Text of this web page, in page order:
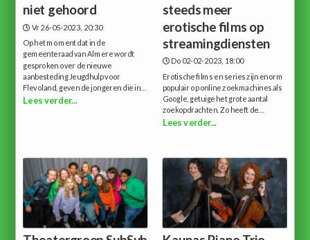
niet gehoord
Vr 26-05-2023, 20:30
Op het moment dat in de
gemeenteraad van Almere wordt
gesproken over de nieuwe
aanbesteding Jeugdhulp voor
Flevoland, geven de jongeren die in...
Lees verder...
steeds meer
erotische films op
streamingdiensten
Do 02-02-2023, 18:00
Erotische films en series zijn enorm
populair op online zoekmachines als
Google, getuige het grote aantal
zoekopdrachten. Zo heeft de...
Lees verder...